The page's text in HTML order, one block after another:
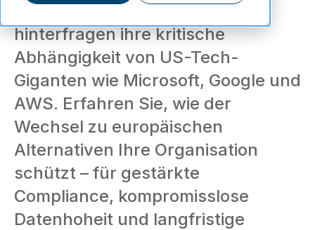
Europäische Unternehmen
hinterfragen ihre kritische
Abhängigkeit von US-Tech-
Giganten wie Microsoft, Google und
AWS. Erfahren Sie, wie der
Wechsel zu europäischen
Alternativen Ihre Organisation
schützt – für gestärkte
Compliance, kompromisslose
Datenhoheit und langfristige